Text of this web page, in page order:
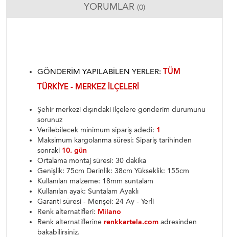
YORUMLAR (0)
GÖNDERIM YAPILABILEN YERLER: TÜM
TÜRKIYE - MERKEZ ILÇELERI
Şehir merkezi dışındaki ilçelere gönderim durumunu
sorunuz
Verilebilecek minimum sipariş adedi: 1
Maksimum kargolanma süresi: Sipariş tarihinden
sonraki 10. gün
Ortalama montaj süresi: 30 dakika
Genişlik: 75cm Derinlik: 38cm Yükseklik: 155cm
Kullanılan malzeme: 18mm suntalam
Kullanılan ayak: Suntalam Ayaklı
Garanti süresi - Menşei: 24 Ay - Yerli
Renk alternatifleri: Milano
Renk alternatiflerine renkkartela.com adresinden
bakabilirsiniz.